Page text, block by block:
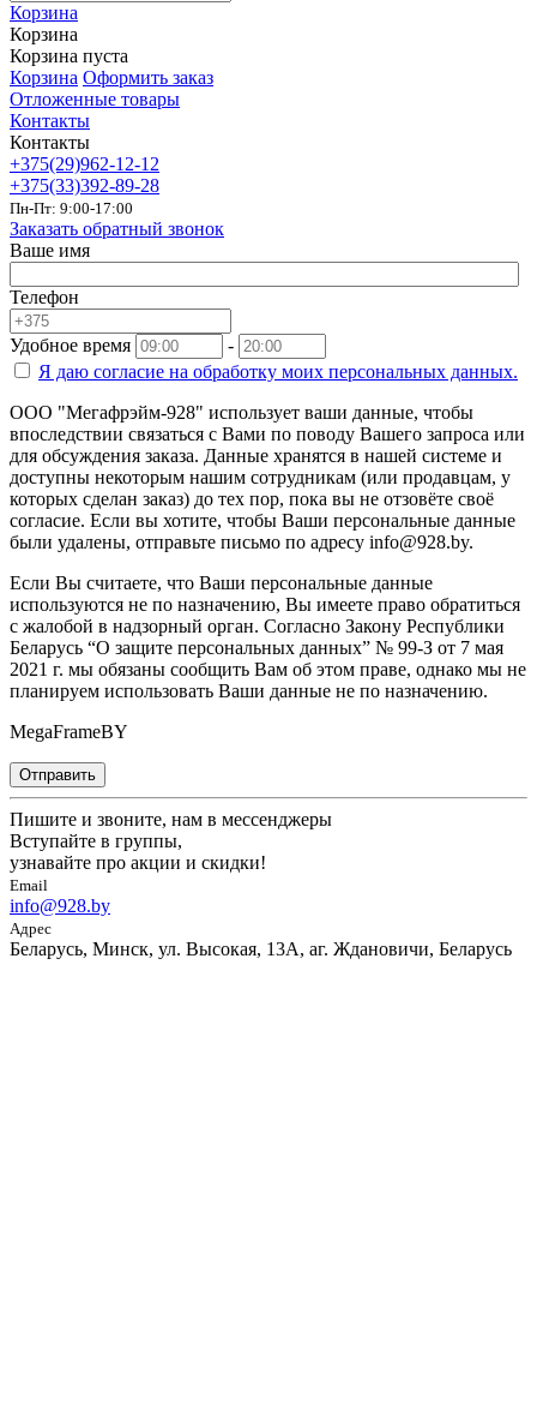
Корзина
Корзина
Корзина пуста
Корзина Оформить заказ
Отложенные товары
Контакты
Контакты
+375(29)962-12-12
+375(33)392-89-28
Пн-Пт: 9:00-17:00
Заказать обратный звонок
Ваше имя
Телефон
Удобное время
-
Я даю согласие на обработку моих персональных данных.
ООО "Мегафрэйм-928" использует ваши данные, чтобы
впоследствии связаться с Вами по поводу Вашего запроса или
для обсуждения заказа. Данные хранятся в нашей системе и
доступны некоторым нашим сотрудникам (или продавцам, у
которых сделан заказ) до тех пор, пока вы не отзовёте своё
согласие. Если вы хотите, чтобы Ваши персональные данные
были удалены, отправьте письмо по адресу info@928.by.
Если Вы считаете, что Ваши персональные данные
используются не по назначению, Вы имеете право обратиться
с жалобой в надзорный орган. Согласно Закону Республики
Беларусь “О защите персональных данных” № 99-З от 7 мая
2021 г. мы обязаны сообщить Вам об этом праве, однако мы не
планируем использовать Ваши данные не по назначению.
MegaFrameBY
Отправить
Пишите и звоните, нам в мессенджеры
Вступайте в группы,
узнавайте про акции и скидки!
Email
info@928.by
Адрес
Беларусь, Минск, ул. Высокая, 13А, аг. Ждановичи, Беларусь